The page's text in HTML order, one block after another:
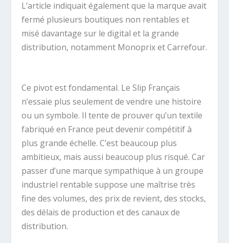
L’article indiquait également que la marque avait
fermé plusieurs boutiques non rentables et
misé davantage sur le digital et la grande
distribution, notamment Monoprix et Carrefour.
Ce pivot est fondamental. Le Slip Français
n’essaie plus seulement de vendre une histoire
ou un symbole. Il tente de prouver qu’un textile
fabriqué en France peut devenir compétitif à
plus grande échelle. C’est beaucoup plus
ambitieux, mais aussi beaucoup plus risqué. Car
passer d’une marque sympathique à un groupe
industriel rentable suppose une maîtrise très
fine des volumes, des prix de revient, des stocks,
des délais de production et des canaux de
distribution.